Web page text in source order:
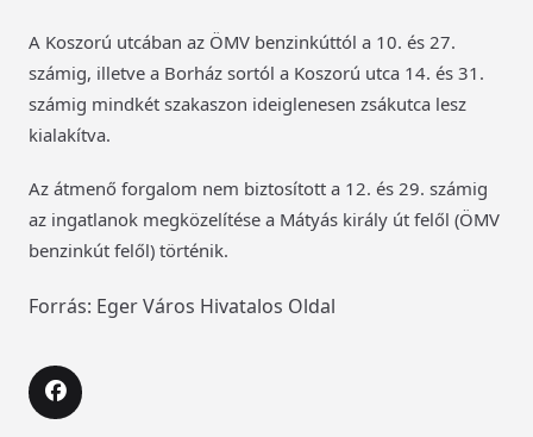
A Koszorú utcában az ÖMV benzinkúttól a 10. és 27.
számig, illetve a Borház sortól a Koszorú utca 14. és 31.
számig mindkét szakaszon ideiglenesen zsákutca lesz
kialakítva.
Az átmenő forgalom nem biztosított a 12. és 29. számig
az ingatlanok megközelítése a Mátyás király út felől (ÖMV
benzinkút felől) történik.
Forrás: Eger Város Hivatalos Oldal